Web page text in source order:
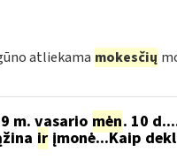
atliekama mokesčių
m. vasario mėn. 10
irįmonė...Kaip